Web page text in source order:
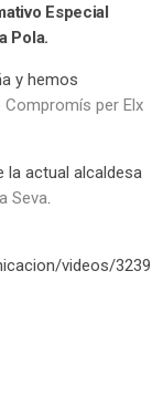
Especial
Pola.
y hemos
Compromís per Elx
la actual alcaldesa
Seva.
videos/3239